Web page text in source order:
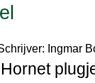
Ingmar